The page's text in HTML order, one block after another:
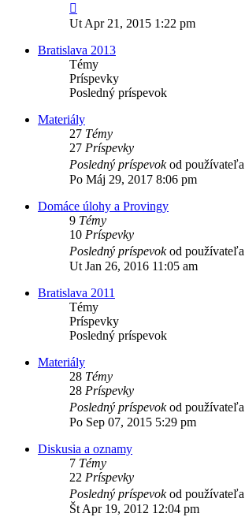
posledný
príspevok
Ut Apr 21, 2015 1:22 pm
Bratislava 2013
Témy
Príspevky
Posledný príspevok
Materiály
27 Témy
27 Príspevky
Posledný príspevokod používateľa
Po Máj 29, 2017 8:06 pm
Domáce úlohy a Provingy
9 Témy
10 Príspevky
Posledný príspevokod používateľa
Ut Jan 26, 2016 11:05 am
Bratislava 2011
Témy
Príspevky
Posledný príspevok
Materiály
28 Témy
28 Príspevky
Posledný príspevokod používateľa
Po Sep 07, 2015 5:29 pm
Diskusia a oznamy
7 Témy
22 Príspevky
Posledný príspevokod používateľa
Št Apr 19, 2012 12:04 pm